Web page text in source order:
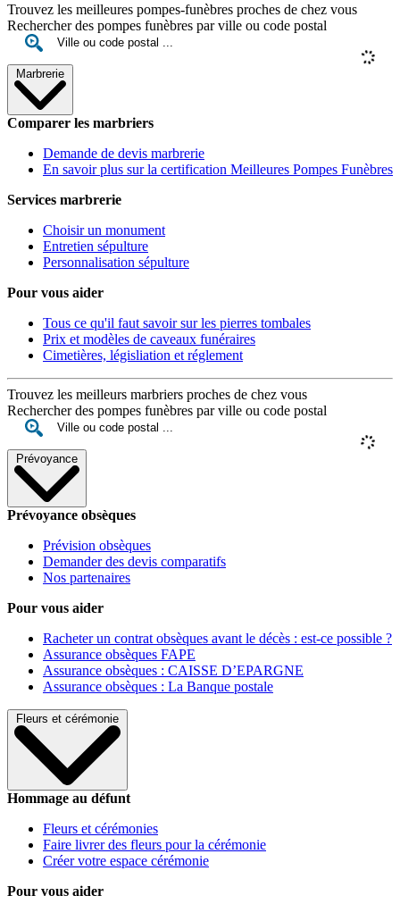
Trouvez les meilleures pompes-funèbres proches de chez vous
Rechercher des pompes funèbres par ville ou code postal
Marbrerie
Comparer les marbriers
Demande de devis marbrerie
En savoir plus sur la certification Meilleures Pompes Funèbres
Services marbrerie
Choisir un monument
Entretien sépulture
Personnalisation sépulture
Pour vous aider
Tous ce qu'il faut savoir sur les pierres tombales
Prix et modèles de caveaux funéraires
Cimetières, législiation et réglement
Trouvez les meilleurs marbriers proches de chez vous
Rechercher des pompes funèbres par ville ou code postal
Prévoyance
Prévoyance obsèques
Prévision obsèques
Demander des devis comparatifs
Nos partenaires
Pour vous aider
Racheter un contrat obsèques avant le décès : est-ce possible ?
Assurance obsèques FAPE
Assurance obsèques : CAISSE D’EPARGNE
Assurance obsèques : La Banque postale
Fleurs et cérémonie
Hommage au défunt
Fleurs et cérémonies
Faire livrer des fleurs pour la cérémonie
Créer votre espace cérémonie
Pour vous aider